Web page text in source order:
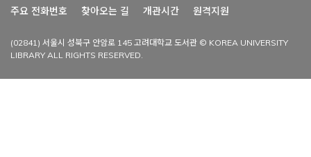
주요 전화번호
찾아오는 길 개관시간 원격지원
(02841) 서울시 성북구 안암로 145 고려대학교 도서관 © KOREA UNIVERSITY
LIBRARY ALL RIGHTS RESERVED.